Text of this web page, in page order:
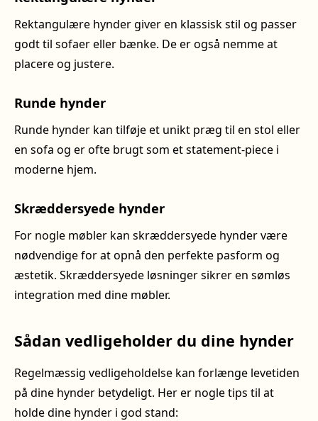
Rektangulære hynder giver en klassisk stil og passer
godt til sofaer eller bænke. De er også nemme at
placere og justere.
Runde hynder
Runde hynder kan tilføje et unikt præg til en stol eller
en sofa og er ofte brugt som et statement-piece i
moderne hjem.
Skræddersyede hynder
For nogle møbler kan skræddersyede hynder være
nødvendige for at opnå den perfekte pasform og
æstetik. Skræddersyede løsninger sikrer en sømløs
integration med dine møbler.
Sådan vedligeholder du dine hynder
Regelmæssig vedligeholdelse kan forlænge levetiden
på dine hynder betydeligt. Her er nogle tips til at
holde dine hynder i god stand: